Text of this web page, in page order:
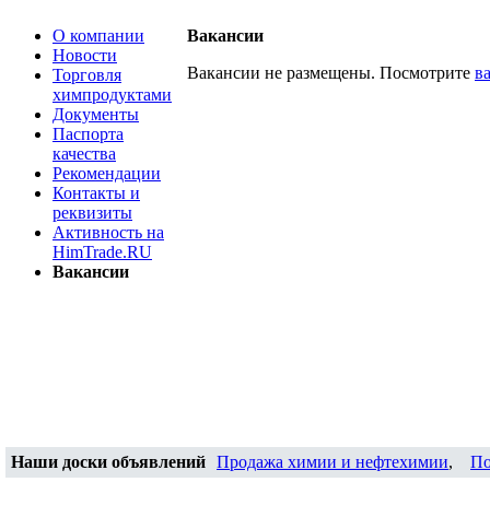
О компании
Новости
Торговля
химпродуктами
Документы
Паспорта
качества
Рекомендации
Контакты и
реквизиты
Активность на
HimTrade.RU
Вакансии
Вакансии
Вакансии не размещены. Посмотрите
Наши доски объявлений Продажа химии и нефтехимии,